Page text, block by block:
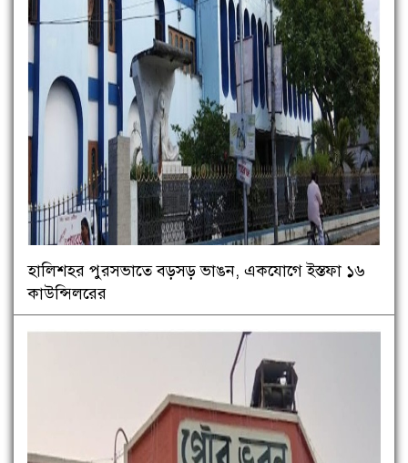
হালিশহর পুরসভাতে বড়সড় ভাঙন, একযোগে ইস্তফা ১৬
কাউন্সিলরের